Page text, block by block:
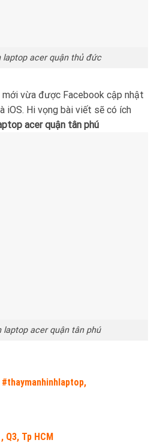
laptop acer quận thủ đức
vừa được Facebook cập nhật
iOS. Hi vọng bài viết sẽ có ích
acer quận tân phú
laptop acer quận tân phú
Q3, Tp HCM